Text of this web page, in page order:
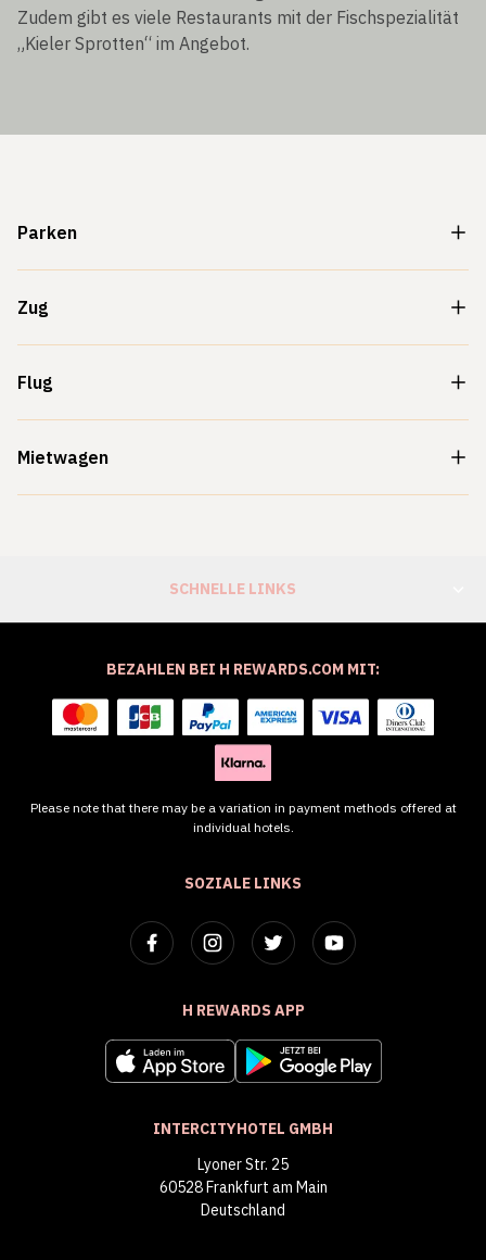
Zudem gibt es viele Restaurants mit der Fischspezialität
„Kieler Sprotten“ im Angebot.
Parken
Zug
Flug
Mietwagen
SCHNELLE LINKS
SOZIALE LINKS
H REWARDS APP
INTERCITYHOTEL GMBH
Lyoner Str. 25
60528 Frankfurt am Main
Deutschland
BEZAHLEN BEI H REWARDS.COM MIT:
Please note that there may be a variation in payment methods offered at
individual hotels.